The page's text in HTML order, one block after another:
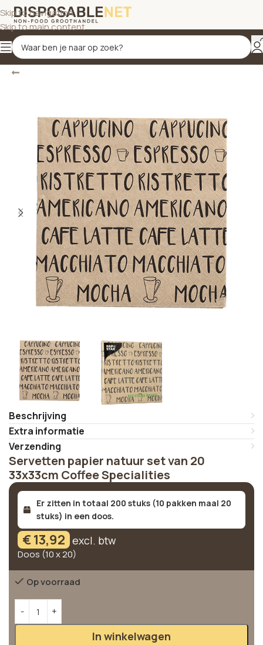
Skip to navigation
Skip to main content
Terug Home/Servetten
Beschrijving
Extra informatie
Verzending
Servetten papier natuur set van 20
33x33cm Coffee Specialities
Er zitten in totaal 200 stuks (10 pakken maal 20
stuks) in een doos.
€13,92 excl. btw
Doos (10 x 20)
Op voorraad
In winkelwagen